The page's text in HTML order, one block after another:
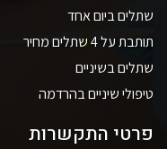
שתלים ביום אחד
תותבת על 4 שתלים מחיר
שתלים בשיניים
טיפולי שיניים בהרדמה
פרטי התקשרות